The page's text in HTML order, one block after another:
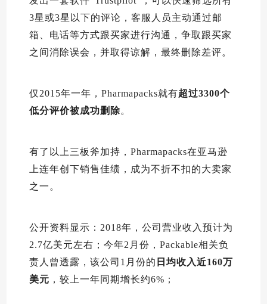
3星或3星以下的评论，客服人员主动通过邮
箱、电话等方式跟买家进行沟通，争取跟买家
之间消除误会，并取得谅解，最终删除差评。
仅2015年一年，Pharmapacks就有超过3300个
低分评价被成功删除。
有了以上三板斧加持，Pharmapacks在亚马逊
上连年创下销售佳绩，成为不折不扣的大卖家
之一。
公开资料显示：2018年，公司营业收入预计为
2.7亿美元左右；今年2月份，Packable相关负
责人曾透露，该公司1月份的 日均收入近160万
美元 ，较上一年同期增长约6%；